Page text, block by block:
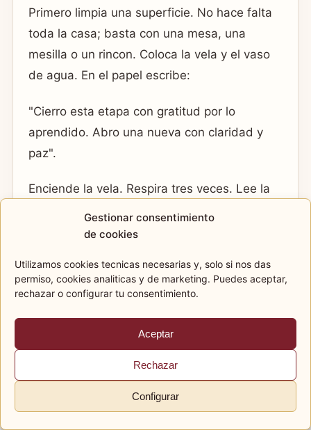
Gestionar consentimiento
de cookies
Utilizamos cookies tecnicas necesarias y, solo si nos das
permiso, cookies analiticas y de marketing. Puedes aceptar,
rechazar o configurar tu consentimiento.
Aceptar
Rechazar
Configurar
Primero limpia una superficie. No hace falta
toda la casa; basta con una mesa, una
mesilla o un rincon. Coloca la vela y el vaso
de agua. En el papel escribe:
"Cierro esta etapa con gratitud por lo
aprendido. Abro una nueva con claridad y
paz".
Enciende la vela. Respira tres veces. Lee la
piensa en una accion concreta que simbolice
un mensaje, borrar algo, descansar, cambiar
una rutina o preparar un espacio.
Cuando cierres el ritual, tira el agua y guarda
el papel durante una semana. Luego puedes
romperlo y tirarlo, dando las gracias.
Correspondencias de la